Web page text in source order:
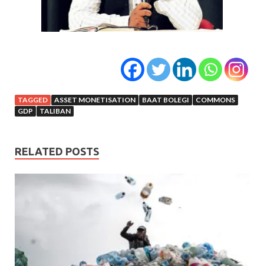
TAGGED ASSET MONETISATION BAAT BOLEGI
COMMONS
GDP
TALIBAN
RELATED POSTS